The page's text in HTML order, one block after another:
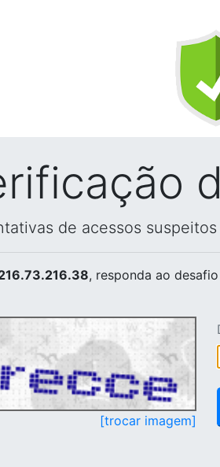
de acessos
, responda ao
[trocar imagem]